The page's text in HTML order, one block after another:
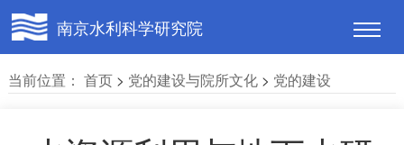
南京水利科学研究院
当前位置： 首页> 党的建设与院所文化> 党的建设